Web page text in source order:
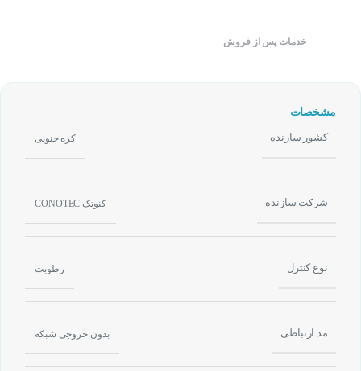
خدمات پس از فروش
مشخصات
کشور سازنده کره جنوبی
شرکت سازنده کنوتک CONOTEC
نوع کنترل رطوبت
مد ارتباطی بدون خروجی شبکه